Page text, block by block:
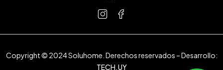
Copyright © 2024 Soluhome. Derechos reservados – Desarrollo:
TECH.UY